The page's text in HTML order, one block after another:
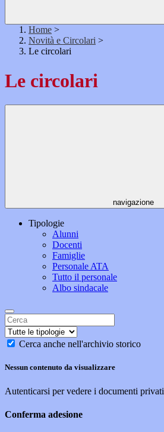
Home >
Novità e Circolari >
Le circolari
Le circolari
navigazione
Tipologie
Alunni
Docenti
Famiglie
Personale ATA
Tutto il personale
Albo sindacale
Cerca anche nell'archivio storico
Nessun contenuto da visualizzare
Autenticarsi per vedere i documenti privati
Conferma adesione